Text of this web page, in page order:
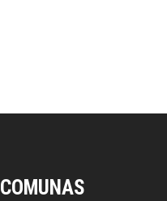
COMUNAS